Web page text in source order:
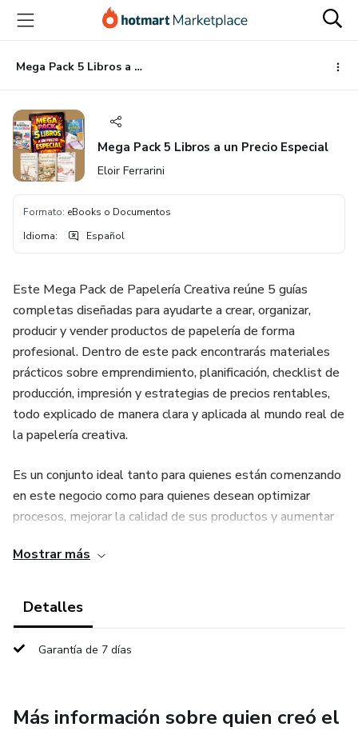
principal
página
de
página
Mega Pack 5 Libros a un Precio Especial
Mega Pack 5 Libros a un Precio Especial
Eloir Ferrarini
Formato: eBooks o Documentos
Idioma: Español
Este Mega Pack de Papelería Creativa reúne 5 guías
completas diseñadas para ayudarte a crear, organizar,
producir y vender productos de papelería de forma
profesional. Dentro de este pack encontrarás materiales
prácticos sobre emprendimiento, planificación, checklist de
producción, impresión y estrategias de precios rentables,
todo explicado de manera clara y aplicada al mundo real de
la papelería creativa.
Es un conjunto ideal tanto para quienes están comenzando
en este negocio como para quienes desean optimizar
procesos, mejorar la calidad de sus productos y aumentar
Mostrar más
Detalles
Garantía de 7 días
Más información sobre quien creó el